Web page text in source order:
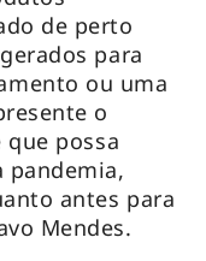
de perto
para
ou uma
o
possa
antes para
Mendes.